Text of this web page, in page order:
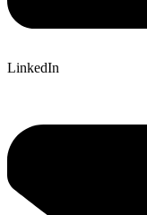
LinkedIn